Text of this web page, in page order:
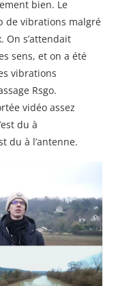
bien. Le
de vibrations malgré
On s’attendait
sens, et on a été
vibrations
Rsgo.
vidéo assez
du à
du à l’antenne.